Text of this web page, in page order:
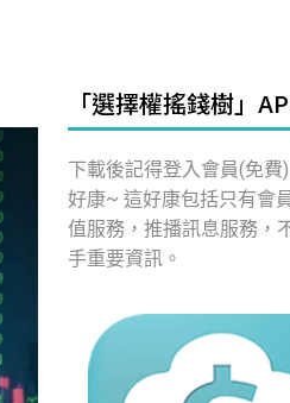
「選擇權搖錢樹」
下載後記得登入會員(免費
好康~ 這好康包括只有會
值服務，推播訊息服務，
手重要資訊。